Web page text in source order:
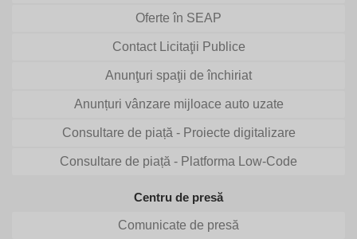
Oferte în SEAP
Contact Licitaţii Publice
Anunţuri spaţii de închiriat
Anunțuri vânzare mijloace auto uzate
Consultare de piață - Proiecte digitalizare
Consultare de piață - Platforma Low-Code
Centru de presă
Comunicate de presă